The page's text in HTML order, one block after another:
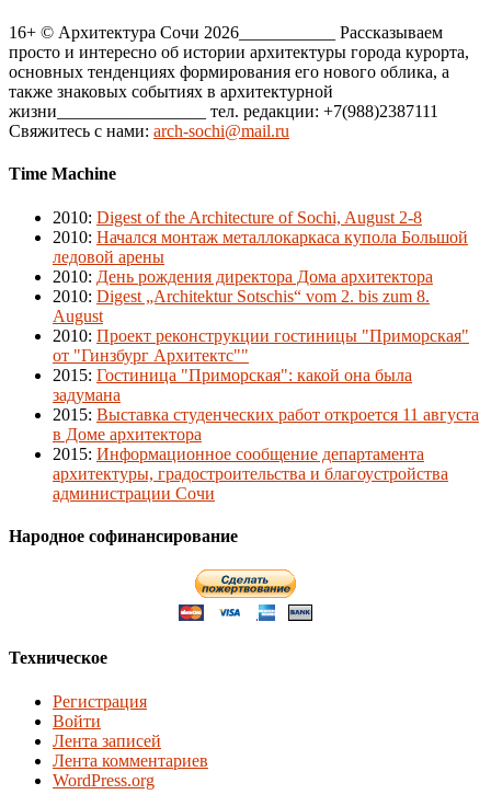
16+ © Архитектура Сочи 2026___________ Рассказываем
просто и интересно об истории архитектуры города курорта,
основных тенденциях формирования его нового облика, а
также знаковых событиях в архитектурной
жизни_________________ тел. редакции: +7(988)2387111
Свяжитесь с нами: arch-sochi@mail.ru
Time Machine
2010: Digest of the Architecture of Sochi, August 2-8
2010: Начался монтаж металлокаркаса купола Большой
ледовой арены
2010: День рождения директора Дома архитектора
2010: Digest „Architektur Sotschis“ vom 2. bis zum 8.
August
2010: Проект реконструкции гостиницы "Приморская"
от "Гинзбург Архитектс""
2015: Гостиница "Приморская": какой она была
задумана
2015: Выставка студенческих работ откроется 11 августа
в Доме архитектора
2015: Информационное сообщение департамента
архитектуры, градостроительства и благоустройства
администрации Сочи
Народное софинансирование
Техническое
Регистрация
Войти
Лента записей
Лента комментариев
WordPress.org